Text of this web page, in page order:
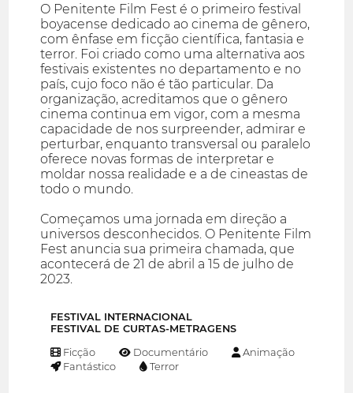
O Penitente Film Fest é o primeiro festival
boyacense dedicado ao cinema de gênero,
com ênfase em ficção científica, fantasia e
terror. Foi criado como uma alternativa aos
festivais existentes no departamento e no
país, cujo foco não é tão particular. Da
organização, acreditamos que o gênero
cinema continua em vigor, com a mesma
capacidade de nos surpreender, admirar e
perturbar, enquanto transversal ou paralelo
oferece novas formas de interpretar e
moldar nossa realidade e a de cineastas de
todo o mundo.
Começamos uma jornada em direção a
universos desconhecidos. O Penitente Film
Fest anuncia sua primeira chamada, que
acontecerá de 21 de abril a 15 de julho de
2023.
FESTIVAL INTERNACIONAL
FESTIVAL DE CURTAS-METRAGENS
Ficção Documentário
Animação
Fantástico
Terror